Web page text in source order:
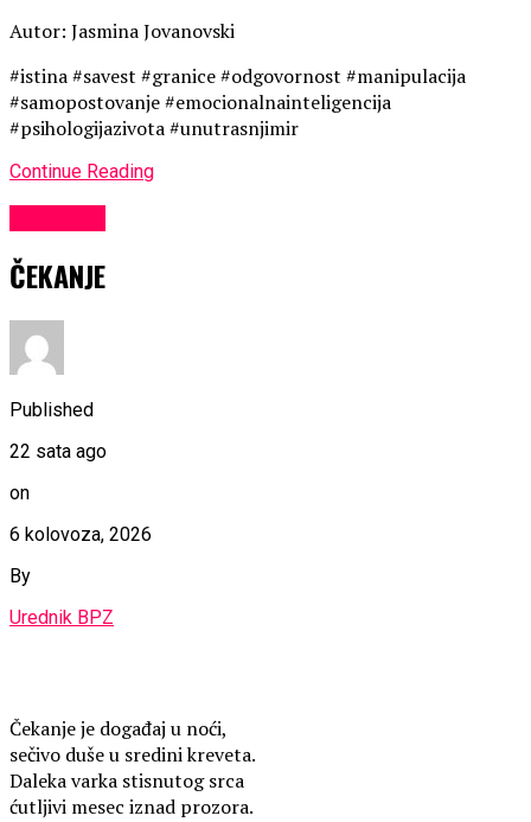
Autor: Jasmina Jovanovski
#istina #savest #granice #odgovornost #manipulacija
#samopostovanje #emocionalnainteligencija
#psihologijazivota #unutrasnjimir
Continue Reading
ČEKANJE
Published
22 sata ago
on
6 kolovoza, 2026
By
Urednik BPZ
Čekanje je događaj u noći,
sečivo duše u sredini kreveta.
Daleka varka stisnutog srca
ćutljivi mesec iznad prozora.